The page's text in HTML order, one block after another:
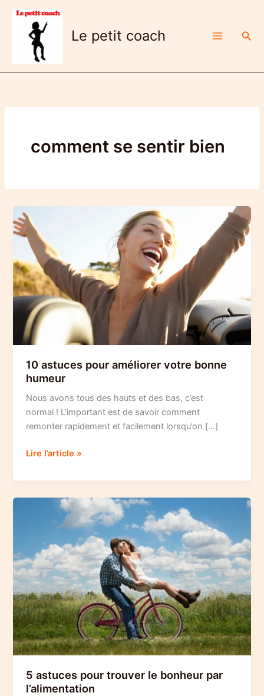
Aller
contenu
Le petit coach
comment se sentir bien
10 astuces pour améliorer votre bonne
humeur
Nous avons tous des hauts et des bas, c’est
normal ! L’important est de savoir comment
remonter rapidement et facilement lorsqu’on […]
10
pour
améliorer
Lire l’article »
5 astuces pour trouver le bonheur par
l’alimentation